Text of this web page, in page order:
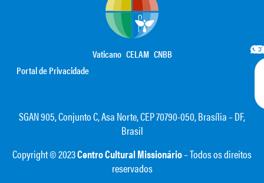
Vaticano CELAM CNBB
Portal de Privacidade
SGAN 905, Conjunto C, Asa Norte, CEP 70790-050, Brasília – DF,
Brasil
Copyright © 2023Centro Cultural Missionário– Todos os direitos
reservados